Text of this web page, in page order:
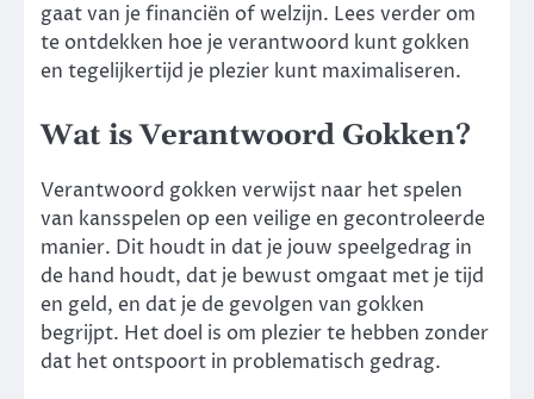
gaat van je financiën of welzijn. Lees verder om
te ontdekken hoe je verantwoord kunt gokken
en tegelijkertijd je plezier kunt maximaliseren.
Wat is Verantwoord Gokken?
Verantwoord gokken verwijst naar het spelen
van kansspelen op een veilige en gecontroleerde
manier. Dit houdt in dat je jouw speelgedrag in
de hand houdt, dat je bewust omgaat met je tijd
en geld, en dat je de gevolgen van gokken
begrijpt. Het doel is om plezier te hebben zonder
dat het ontspoort in problematisch gedrag.